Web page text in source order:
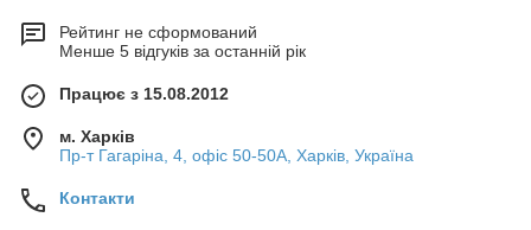
Рейтинг не сформований
Менше 5 відгуків за останній рік
Працює з 15.08.2012
м. Харків
Пр-т Гагаріна, 4, офіс 50-50A, Харків, Україна
Контакти